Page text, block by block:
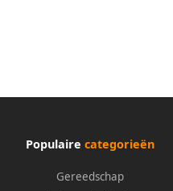
Populaire categorieën
Gereedschap